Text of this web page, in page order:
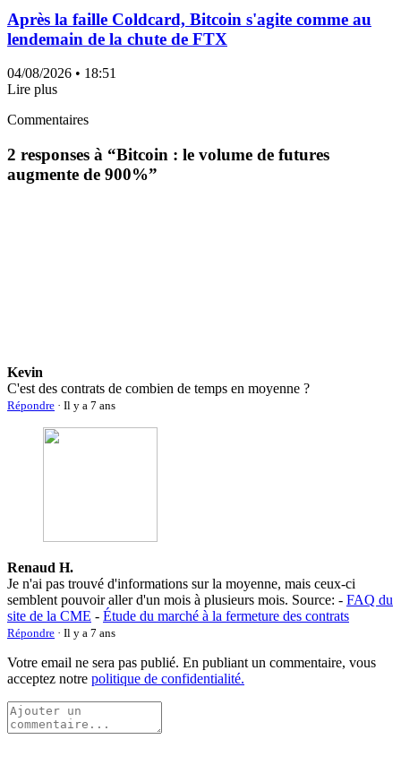
Après la faille Coldcard, Bitcoin s'agite comme au
lendemain de la chute de FTX
04/08/2026 • 18:51
Lire plus
Commentaires
2 responses à “Bitcoin : le volume de futures
augmente de 900%”
Kevin
C'est des contrats de combien de temps en moyenne ?
Répondre · Il y a 7 ans
Renaud H.
Je n'ai pas trouvé d'informations sur la moyenne, mais ceux-ci
semblent pouvoir aller d'un mois à plusieurs mois. Source: - FAQ du
site de la CME - Étude du marché à la fermeture des contrats
Répondre · Il y a 7 ans
Votre email ne sera pas publié. En publiant un commentaire, vous
acceptez notre politique de confidentialité.